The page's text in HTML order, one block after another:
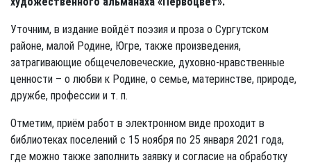
Уточним, в издание войдёт поэзия и проза о Сургутском
районе, малой Родине, Югре, также произведения,
затрагивающие общечеловеческие, духовно-нравственные
ценности – о любви к Родине, о семье, материнстве, природе,
дружбе, профессии и т. п.
Отметим, приём работ в электронном виде проходит в
библиотеках поселений с 15 ноября по 25 января 2021 года,
где можно также заполнить заявку и согласие на обработку